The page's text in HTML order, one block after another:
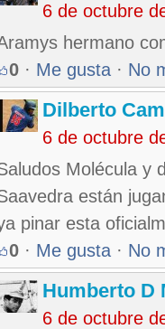
6 de octubre
hermano
0 · Me gusta · No
Dilberto
6 de octubre
Molécula y
están
pinar esta
0 · Me gusta · No
Humberto D
6 de octubre